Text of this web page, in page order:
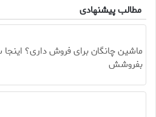
مطالب پیشنهادی
ماشین چانگان برای فروش داری؟ اینجا
بفروشش